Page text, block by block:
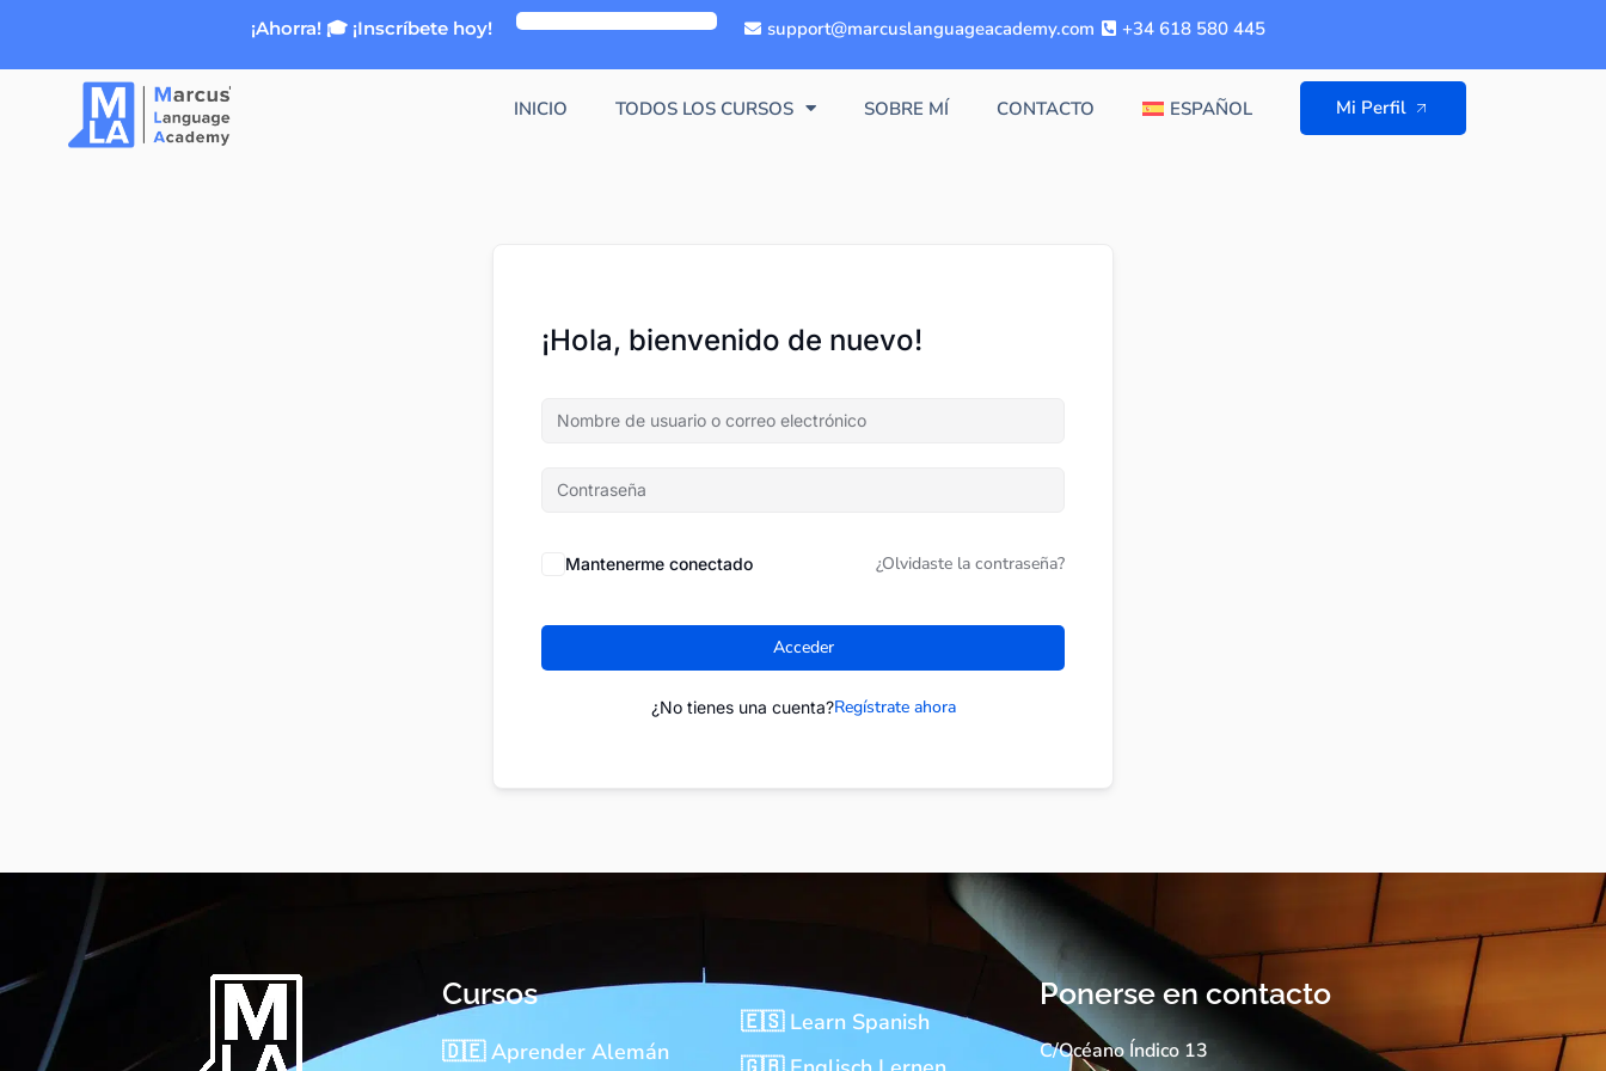
¡Ahorra! 🎓 ¡Inscríbete hoy! support@marcuslanguageacademy.com +34 618 580 445
INICIO TODOS LOS CURSOS SOBRE MÍ CONTACTO ESPAÑOL Mi Perfil
¡Hola, bienvenido de nuevo!
Mantenerme conectado ¿Olvidaste la contraseña?
Acceder
¿No tienes una cuenta?Regístrate ahora
Cursos
🇩🇪 Aprender Alemán
🇪🇸 Learn Spanish
Ponerse en contacto
C/Océano Índico 13